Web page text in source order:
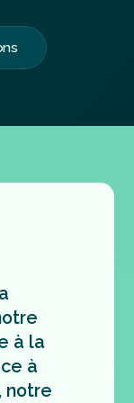
à la
à
notre